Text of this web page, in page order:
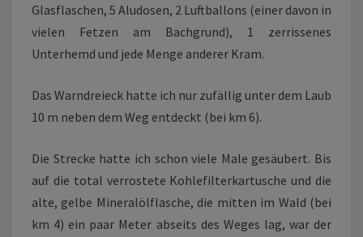
Glasflaschen, 5 Aludosen, 2 Luftballons (einer davon in
vielen Fetzen am Bachgrund), 1 zerrissenes
Unterhemd und jede Menge anderer Kram.
Das Warndreieck hatte ich nur zufällig unter dem Laub
10 m neben dem Weg entdeckt (bei km 6).
Die Strecke hatte ich schon viele Male gesäubert. Bis
auf die total verrostete Kohlefilterkartusche und die
alte, gelbe Mineralölflasche, die mitten im Wald (bei
km 4) ein paar Meter abseits des Weges lag, war der